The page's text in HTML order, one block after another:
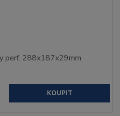
perf. 288x187x29mm
KOUPIT